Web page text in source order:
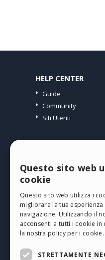
HELP CENTER
Guide
Community
Siti Utenti
I miei post
I miei Download
Spazio Web
I miei Crediti
Questo sito web
cookie
Questo sito web utilizza i
migliorare la tua esperienza
navigazione. Utilizzando il
acconsenti a tutti i cookie in
la nostra policy per i cookie.
STRETTAMENTE